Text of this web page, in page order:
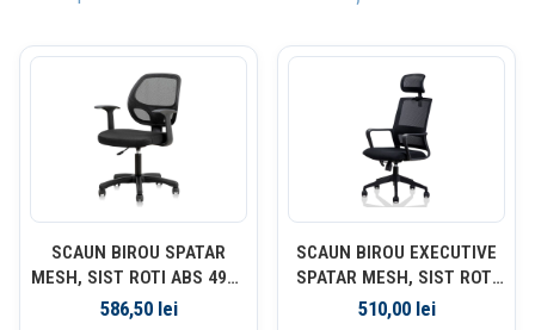
SCAUN BIROU SPATAR
MESH, SIST ROTI ABS 4900
DELI
586,50 lei
SCAUN BIROU EXECUTIVE
SPATAR MESH, SIST ROTI
NYLON, TETIERA 4503 DELI
510,00 lei